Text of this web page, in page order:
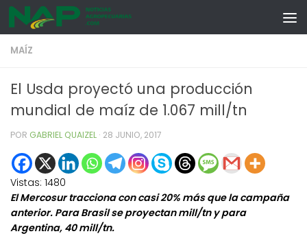
Skip to content
MAÍZ
El Usda proyectó una producción
mundial de maíz de 1.067 mill/tn
POR GABRIEL QUAIZEL · 28 JUNIO, 2017
Vistas: 1480
El Mercosur tracciona con casi 20% más que la campaña
anterior. Para Brasil se proyectan mill/tn y para
Argentina, 40 mill/tn.